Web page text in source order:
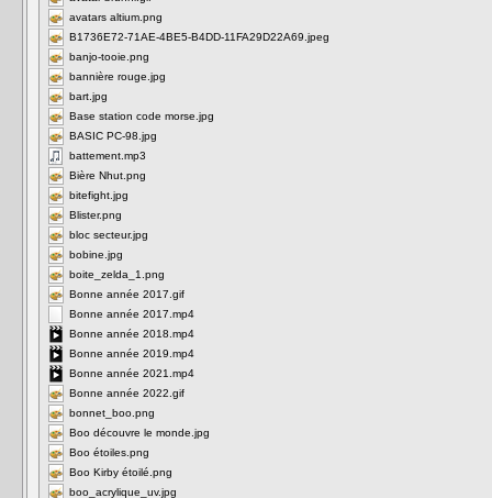
avatars altium.png
B1736E72-71AE-4BE5-B4DD-11FA29D22A69.jpeg
banjo-tooie.png
bannière rouge.jpg
bart.jpg
Base station code morse.jpg
BASIC PC-98.jpg
battement.mp3
Bière Nhut.png
bitefight.jpg
Blister.png
bloc secteur.jpg
bobine.jpg
boite_zelda_1.png
Bonne année 2017.gif
Bonne année 2017.mp4
Bonne année 2018.mp4
Bonne année 2019.mp4
Bonne année 2021.mp4
Bonne année 2022.gif
bonnet_boo.png
Boo découvre le monde.jpg
Boo étoiles.png
Boo Kirby étoilé.png
boo_acrylique_uv.jpg